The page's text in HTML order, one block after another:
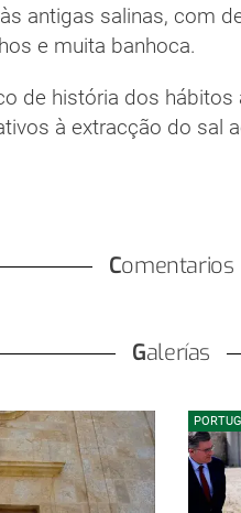
antigas salinas, com
e muita banhoca.
de história dos hábitos
à extracção do sal
Comentarios
Galerías